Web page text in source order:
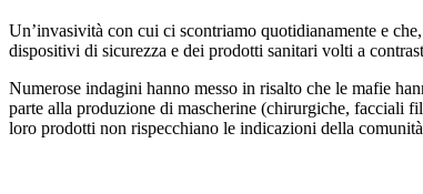
Un’invasività con cui ci scontriamo quotidianamente e
dispositivi di sicurezza e dei prodotti sanitari volti a
Numerose indagini hanno messo in risalto che le mafie
parte alla produzione di mascherine (chirurgiche, facciali
loro prodotti non rispecchiano le indicazioni della